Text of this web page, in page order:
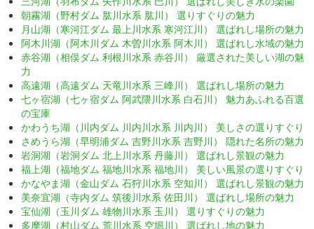
朝霧湖（野村ダム 肱川水系 肱川） 選りすぐりの魅力
月山湖（寒河江ダム 最上川水系 寒河江川） 選ばれし場所の魅力
阿木川湖（阿木川ダム 木曽川水系 阿木川） 選ばれし水域の魅力
赤谷湖（相俣ダム 利根川水系 赤谷川） 厳選された美しい湖の魅
力
高遠湖（高遠ダム 天竜川水系 三峰川） 選ばれし場所の魅力
七ヶ宿湖（七ヶ宿ダム 阿武隈川水系 白石川） 魅力あふれる百選
の宝庫
かわうち湖（川内ダム 川内川水系 川内川） 美しさの選りすぐり
さめうら湖（早明浦ダム 吉野川水系 吉野川） 隠れた名所の魅力
岩洞湖（岩洞ダム 北上川水系 丹藤川） 選ばれし景観の魅力
福上湖（福地ダム 福地川水系 福地川） 美しい風景の選りすぐり
かなやま湖（金山ダム 石狩川水系 空知川） 選ばれし景観の魅力
美奈宜湖（寺内ダム 筑後川水系 佐田川） 選ばれし場所の魅力
宝仙湖（玉川ダム 雄物川水系 玉川） 選りすぐりの魅力
多摩湖（村山ダム 荒川水系 空堀川） 選ばれし地の魅力